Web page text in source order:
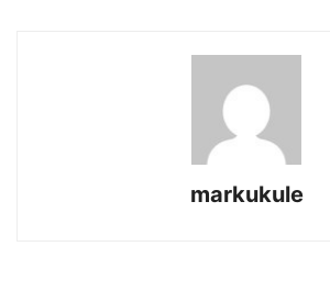
markukule